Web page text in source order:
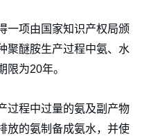
一项由国家知识产权局颁
聚醚胺生产过程中氨、水
限为20年。
过程中过量的氨及副产物
放的氨制备成氨水，并使